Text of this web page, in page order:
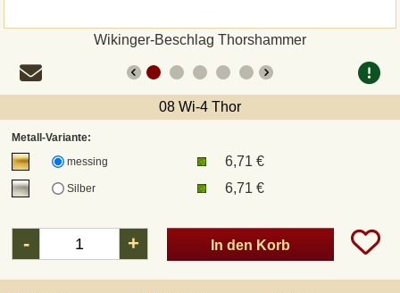
Wikinger-Beschlag Thorshammer
08 Wi-4 Thor
Metall-Variante:
messing
6,71 €
Silber 6,71 €
- + In den Korb
UPS
DHL Paket
DPD